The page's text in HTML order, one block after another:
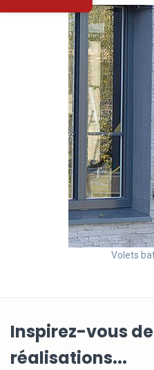
Volets
Inspirez-vous
réalisations...